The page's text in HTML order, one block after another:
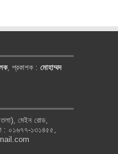
, প্রকাশক : মোহাম্মদ
তলা), মেইন রোড,
: ০১৬৭৭-১৩১৪৫৫,